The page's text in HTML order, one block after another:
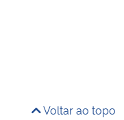
Voltar ao topo